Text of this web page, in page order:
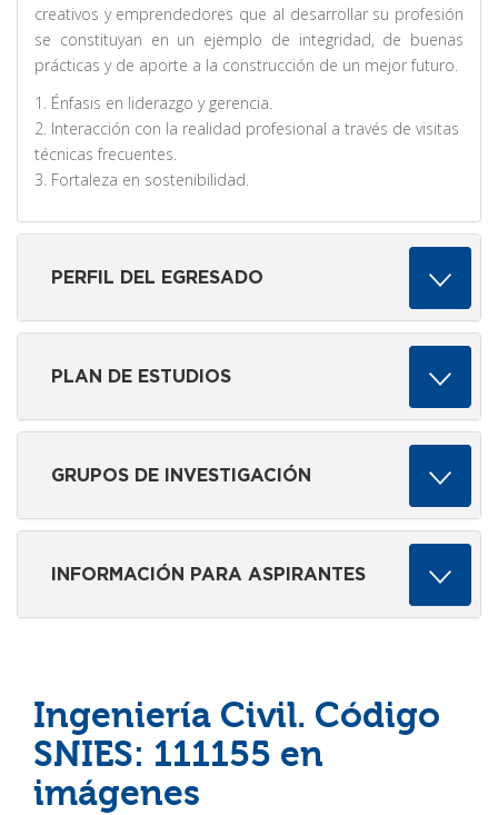
creativos y emprendedores que al desarrollar su profesión
se constituyan en un ejemplo de integridad, de buenas
prácticas y de aporte a la construcción de un mejor futuro.
1. Énfasis en liderazgo y gerencia.
2. Interacción con la realidad profesional a través de visitas
técnicas frecuentes.
3. Fortaleza en sostenibilidad.
PERFIL DEL EGRESADO
PLAN DE ESTUDIOS
GRUPOS DE INVESTIGACIÓN
INFORMACIÓN PARA ASPIRANTES
Ingeniería Civil. Código
SNIES: 111155 en
imágenes